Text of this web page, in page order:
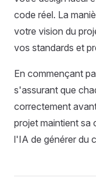
code réel. La
votre vision du
vos standards et
En commençant
s'assurant que
correctement
projet maintient sa
l'IA de générer du